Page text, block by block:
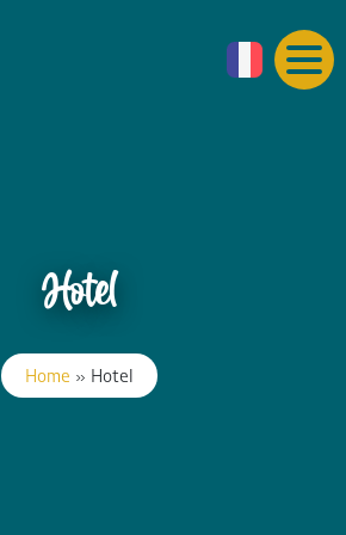
Hotel
Home » Hotel